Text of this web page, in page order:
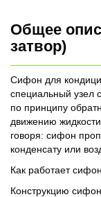
Общее
затвор)
Сифон для
специальный узел
по принципу
движению
говоря: сифон
конденсату или
Как работает
Конструкцию